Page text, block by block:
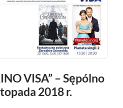
VISA” – Sępólno
2018 r.